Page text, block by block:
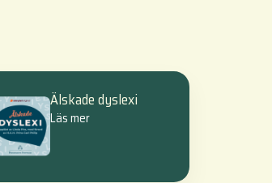
Älskade dyslexi
Läs mer